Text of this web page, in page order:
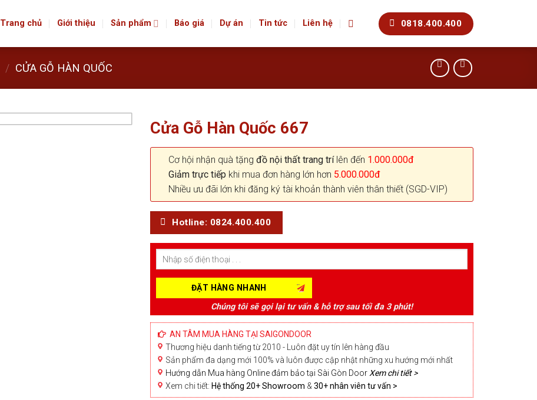
Trang chủ Giới thiệu Sản phẩm Báo giá Dự án Tin tức Liên hệ 0818.400.400
/ CỬA GỖ HÀN QUỐC
Cửa Gỗ Hàn Quốc 667
Cơ hội nhận quà tặng đồ nội thất trang trílên đến 1.000.000đ
Giảm trực tiếp khi mua đơn hàng lớn hơn 5.000.000đ
Nhiều ưu đãi lớn khi đăng ký tài khoản thành viên thân thiết (SGD-VIP)
Hotline: 0824.400.400
Chúng tôi sẽ gọi lại tư vấn & hỗ trợ sau tối đa 3 phút!
AN TÂM MUA HÀNG TẠI SAIGONDOOR
Thương hiệu danh tiếng từ 2010 - Luôn đặt uy tín lên hàng đầu
Sản phẩm đa dạng mới 100% và luôn được cập nhật những xu hướng mới nhất
Hướng dẫn Mua hàng Online đảm bảo tại Sài Gòn Door Xem chi tiết >
Xem chi tiết: Hệ thống 20+ Showroom & 30+ nhân viên tư vấn >